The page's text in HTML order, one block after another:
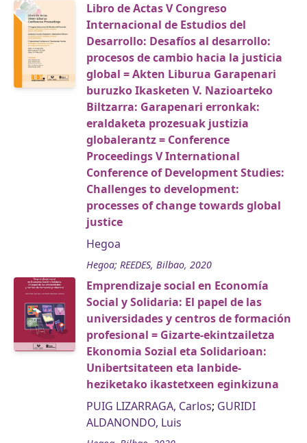
Libro de Actas V Congreso
Internacional de Estudios del
Desarrollo: Desafíos al desarrollo:
procesos de cambio hacia la justicia
global = Akten Liburua Garapenari
buruzko Ikasketen V. Nazioarteko
Biltzarra: Garapenari erronkak:
eraldaketa prozesuak justizia
globalerantz = Conference
Proceedings V International
Conference of Development Studies:
Challenges to development:
processes of change towards global
justice
Hegoa
Hegoa; REEDES, Bilbao, 2020
Emprendizaje social en Economía
Social y Solidaria: El papel de las
universidades y centros de formación
profesional = Gizarte-ekintzailetza
Ekonomia Sozial eta Solidarioan:
Unibertsitateen eta lanbide-
heziketako ikastetxeen eginkizuna
PUIG LIZARRAGA, Carlos; GURIDI
ALDANONDO, Luis